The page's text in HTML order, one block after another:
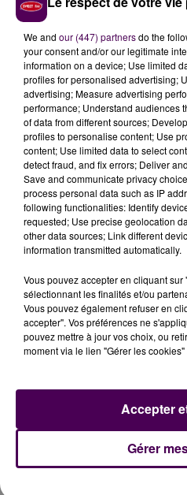
endommagés encore
confinement de ces derniers
Une nouvelle
Après un premier
plusieurs milliers de
rassemblés ce mardi
Rouen. Ils ont une nouvelle
compétentes fassent
plus totale"après la
quarantaine de plaintes
foulée de l'incendie du site
portes de la capitale
#incendie #Lubrizol
�~�️ Le point de situation
analyses sont
préfecturehttps://t.co/
— Préfet de la Seine-
1, 2019
We and our (447) partnersdo the
your consent and/or our legitimate
information on a device; Use limited
profiles for personalised advertising;
advertising; Measure advertising
performance; Understand audiences
of data from different sources;
profiles to personalise content; Use
content; Use limited data to select
detect fraud, and fix errors; Deliver
Save and communicate privacy
process personal data such as IP
following functionalities: Identify
requested; Use precise geolocation
other data sources; Link different
information transmitted automatically.
Vous pouvez accepter en cliquant
sélectionnant les finalités et/ou
Vous pouvez également refuser en
accepter". Vos préférences ne
pouvez mettre à jour vos choix, ou
moment via le lien "Gérer les
Gérer
Accepter